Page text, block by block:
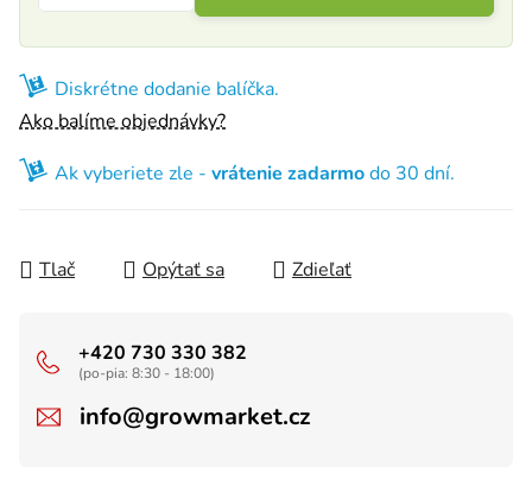
Diskrétne dodanie balíčka.
Ako balíme objednávky?
Ak vyberiete zle - vrátenie zadarmodo 30 dní.
Tlač Opýtať sa Zdieľať
+420 730 330 382
(po-pia: 8:30 - 18:00)
info@growmarket.cz